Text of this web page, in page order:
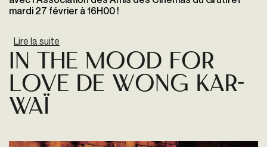
mardi 27 février à 16H00 !
Lire la suite
IN THE MOOD FOR
LOVE de Wong Kar-
Waï